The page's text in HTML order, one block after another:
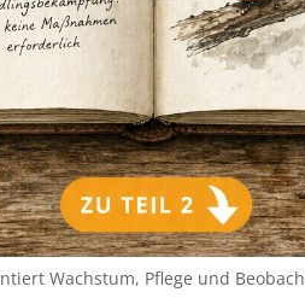
Wachstum, Pflege und